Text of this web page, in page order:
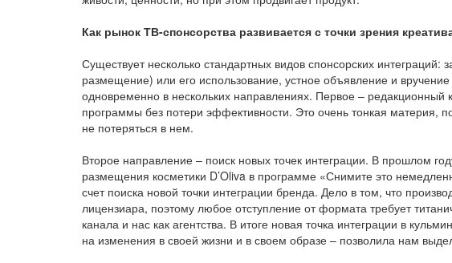
Как рынок ТВ-спонсорства развивается с точки зрения
Существует несколько стандартных видов спонсорских интеграций:
размещение) или его использование, устное объявление и
одновременно в нескольких направлениях. Первое – редакционный
программы без потери эффективности. Это очень тонкая материя,
не потеряться в нем.
Второе направление – поиск новых точек интеграции. В прошлом
размещения косметики D’Oliva в программе «Снимите это
счет поиска новой точки интеграции бренда. Дело в том, что
лицензиара, поэтому любое отступление от формата требует
канала и нас как агентства. В итоге новая точка интеграции в
на изменения в своей жизни и в своем образе – позволила нам